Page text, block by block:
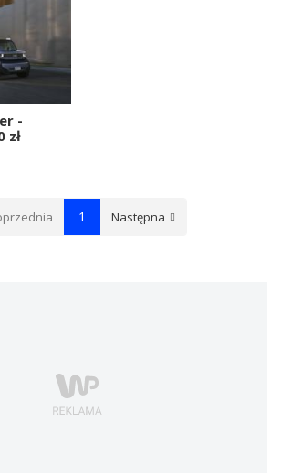
-
zł
1 Następna